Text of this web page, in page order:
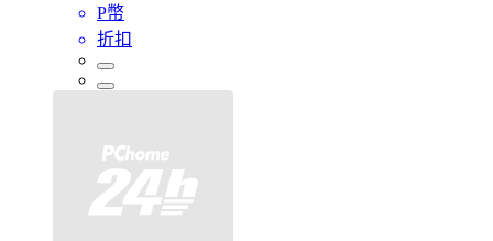
P幣
折扣